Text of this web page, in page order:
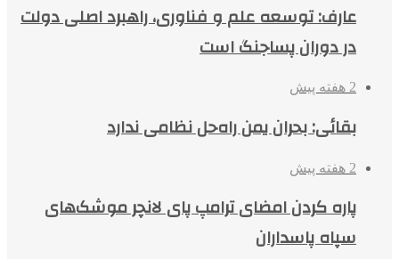
عارف: توسعه علم و فناوری، راهبرد اصلی دولت
در دوران پساجنگ است
2 هفته پیش
بقائی: بحران یمن راه‌حل نظامی ندارد
2 هفته پیش
پاره کردن امضای ترامپ پای لانچر موشک‌های
سپاه پاسداران